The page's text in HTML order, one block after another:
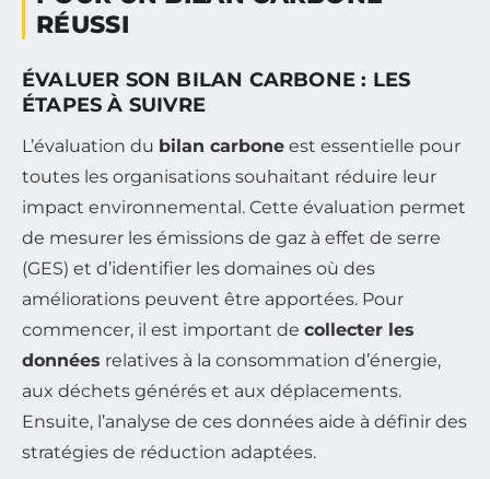
RÉUSSI
ÉVALUER SON BILAN CARBONE : LES
ÉTAPES À SUIVRE
L’évaluation du bilan carbone est essentielle pour
toutes les organisations souhaitant réduire leur
impact environnemental. Cette évaluation permet
de mesurer les émissions de gaz à effet de serre
(GES) et d’identifier les domaines où des
améliorations peuvent être apportées. Pour
commencer, il est important de collecter les
données relatives à la consommation d’énergie,
aux déchets générés et aux déplacements.
Ensuite, l’analyse de ces données aide à définir des
stratégies de réduction adaptées.